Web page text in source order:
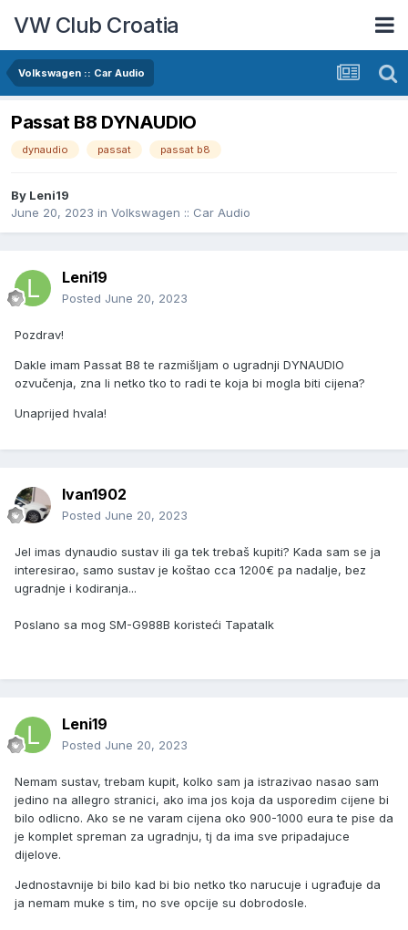
VW Club Croatia
Volkswagen :: Car Audio
Passat B8 DYNAUDIO
dynaudio passat passat b8
By Leni19
June 20, 2023 in Volkswagen :: Car Audio
Leni19
Posted June 20, 2023
Pozdrav!
Dakle imam Passat B8 te razmišljam o ugradnji DYNAUDIO
ozvučenja, zna li netko tko to radi te koja bi mogla biti cijena?
Unaprijed hvala!
Ivan1902
Posted June 20, 2023
Jel imas dynaudio sustav ili ga tek trebaš kupiti? Kada sam se ja
interesirao, samo sustav je koštao cca 1200€ pa nadalje, bez
ugradnje i kodiranja...
Poslano sa mog SM-G988B koristeći Tapatalk
Leni19
Posted June 20, 2023
Nemam sustav, trebam kupit, kolko sam ja istrazivao nasao sam
jedino na allegro stranici, ako ima jos koja da usporedim cijene bi
bilo odlicno. Ako se ne varam cijena oko 900-1000 eura te pise da
je komplet spreman za ugradnju, tj da ima sve pripadajuce
dijelove.
Jednostavnije bi bilo kad bi bio netko tko narucuje i ugrađuje da
ja nemam muke s tim, no sve opcije su dobrodosle.